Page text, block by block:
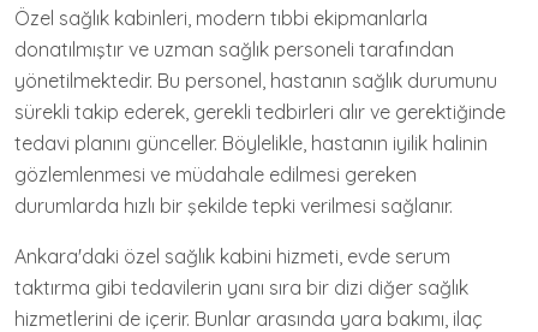
Özel sağlık kabinleri, modern tıbbi ekipmanlarla
donatılmıştır ve uzman sağlık personeli tarafından
yönetilmektedir. Bu personel, hastanın sağlık durumunu
sürekli takip ederek, gerekli tedbirleri alır ve gerektiğinde
tedavi planını günceller. Böylelikle, hastanın iyilik halinin
gözlemlenmesi ve müdahale edilmesi gereken
durumlarda hızlı bir şekilde tepki verilmesi sağlanır.
Ankara'daki özel sağlık kabini hizmeti, evde serum
taktırma gibi tedavilerin yanı sıra bir dizi diğer sağlık
hizmetlerini de içerir. Bunlar arasında yara bakımı, ilaç